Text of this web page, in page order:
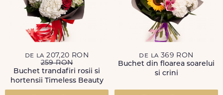
de la 207,20 RON
259 RON
Buchet trandafiri rosii si
hortensii Timeless Beauty
de la 369 RON
Buchet din floarea soarelui
si crini